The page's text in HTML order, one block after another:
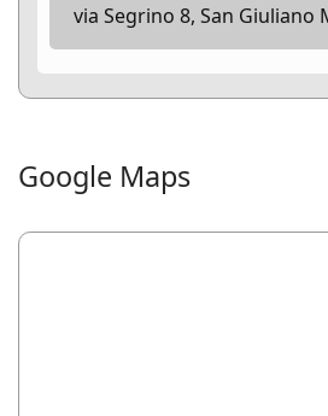
via Segrino 8, San Giuliano
Google Maps